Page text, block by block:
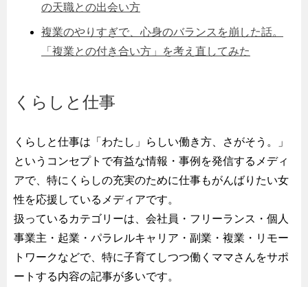
の天職との出会い方
複業のやりすぎで、心身のバランスを崩した話。
「複業との付き合い方」を考え直してみた
くらしと仕事
くらしと仕事は「わたし」らしい働き方、さがそう。」
というコンセプトで有益な情報・事例を発信するメディ
アで、特にくらしの充実のために仕事もがんばりたい女
性を応援しているメディアです。
扱っているカテゴリーは、会社員・フリーランス・個人
事業主・起業・パラレルキャリア・副業・複業・リモー
トワークなどで、特に子育てしつつ働くママさんをサポ
ートする内容の記事が多いです。